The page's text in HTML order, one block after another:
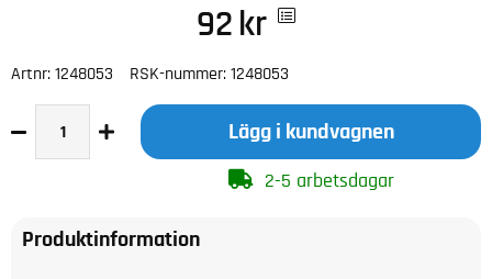
92 kr
Artnr: 1248053 RSK-nummer: 1248053
Lägg i kundvagnen
2-5 arbetsdagar
Produktinformation